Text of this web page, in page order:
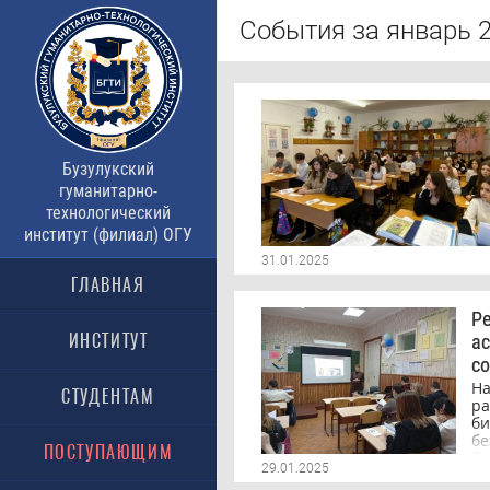
Бузулукский
гуманитарно-
технологический
институт (филиал) ОГУ
ГЛАВНАЯ
ИНСТИТУТ
СТУДЕНТАМ
ПОСТУПАЮЩИМ
События за январь
31.01.2025
29.01.2025